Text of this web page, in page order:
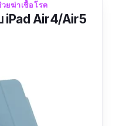
ตกกระแทกในตัว
หุ้มด้วยหนัง
ฝาพับด้านในบุ
เหนียวแน่น ทนทาน
ขาตั้ง มีแถบแม่
ดเข้ากับพื้นผิวเหล็ก
ยฆ่าเชื้อโรค
iPad Air4/Air5